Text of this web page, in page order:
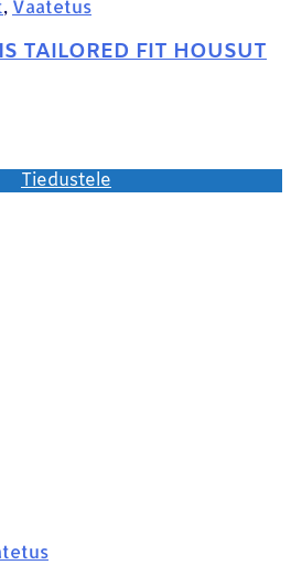
, Vaatetus
TAILORED FIT HOUSUT
Tiedustele